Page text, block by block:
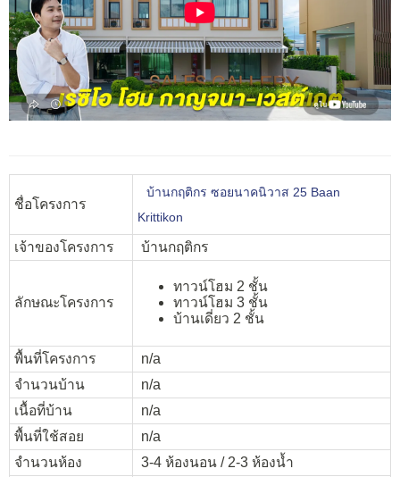
ชื่อโครงการ
บ้านกฤติกร ซอยนาคนิวาส 25 Baan
Krittikon
เจ้าของโครงการ บ้านกฤติกร
ลักษณะโครงการ
ทาวน์โฮม 2 ชั้น
ทาวน์โฮม 3 ชั้น
บ้านเดี่ยว 2 ชั้น
พื้นที่โครงการ
n/a
จำนวนบ้าน
n/a
เนื้อที่บ้าน
n/a
พื้นที่ใช้สอย
n/a
จำนวนห้อง
3-4 ห้องนอน / 2-3 ห้องน้ำ